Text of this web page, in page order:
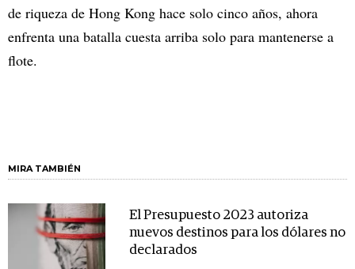
de riqueza de Hong Kong hace solo cinco años, ahora
enfrenta una batalla cuesta arriba solo para mantenerse a
flote.
MIRA TAMBIÉN
El Presupuesto 2023 autoriza
nuevos destinos para los dólares no
declarados